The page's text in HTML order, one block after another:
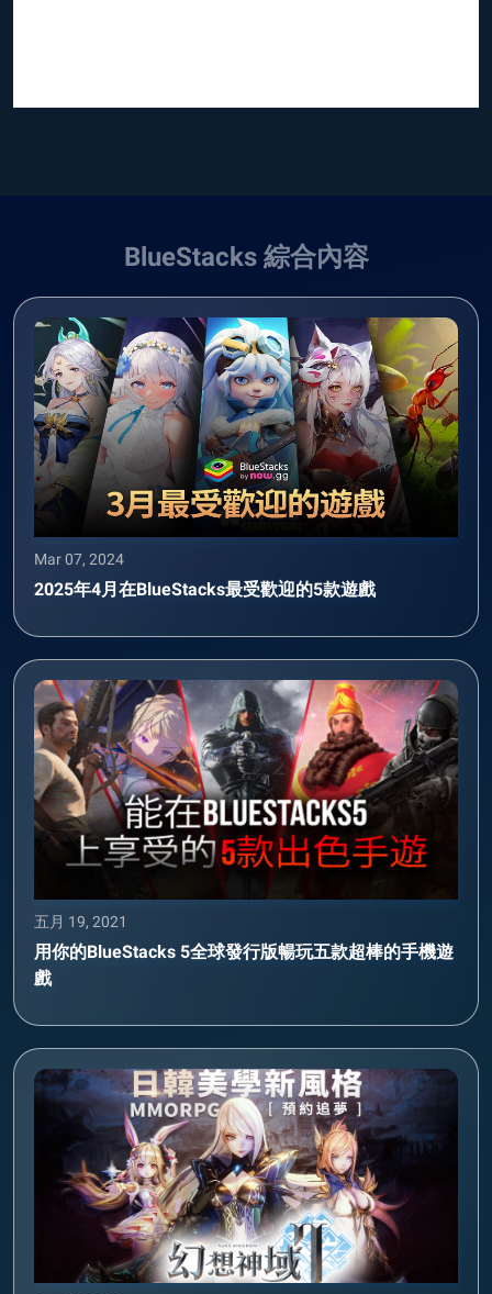
BlueStacks 綜合內容
Mar 07, 2024
2025年4月在BlueStacks最受歡迎的5款遊戲
五月 19, 2021
用你的BlueStacks 5全球發行版暢玩五款超棒的手機遊
戲